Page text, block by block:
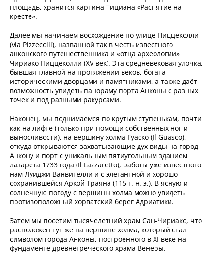
площадь, хранится картина Тициана «Распятие на
кресте».
Далее мы начинаем восхождение по улице Пиццеколли
(via Pizzecolli), названной так в честь известного
анконского путешественника и «отца археологии»
Чириако Пиццеколли (XV век). Эта средневековая улочка,
бывшая главной на протяжении веков, богата
историческими дворцами и памятниками, а также даёт
возможность увидеть панораму порта Анконы с разных
точек и под разными ракурсами.
Наконец, мы поднимаемся по крутым ступенькам, почти
как на лифте (только при помощи собственных ног и
выносливости), на вершину холма Гyаско (Il Guasco),
откуда открываются захватывающие дух виды на город
Анкону и порт с уникальным пятиугольным зданием
лазарета 1733 года (Il Lazzaretto), работы уже известного
нам Луиджи Ванвителли и с элегантной и хорошо
сохранившейся Аркой Траяна (115 г. н. э.). В ясную и
солнечную погоду с вершины холма можно увидеть
противоположный хорватский берег Адриатики.
Затем мы посетим тысячелетний храм Сан-Чириако, что
расположен тут же на вершине холма, который стал
символом города Анконы, построенного в XI веке на
фундаменте древнегреческого храма Венеры.